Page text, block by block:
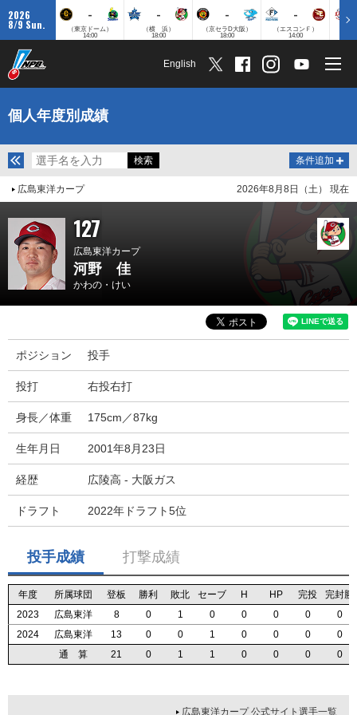
2026
8/9 Sun.
-
（東京ドーム）
14:00
-
（横 浜）
18:00
-
（京セラD大阪）
18:00
-
（エスコンＦ）
14:00
English
個人年度別成績
条件追加
広島東洋カープ 2026年8月8日（土） 現在
127
広島東洋カープ
河野 佳
かわの・けい
ポジション 投手
投打 右投右打
身長／体重 175cm／87kg
生年月日 2001年8月23日
経歴 広陵高 - 大阪ガス
ドラフト 2022年ドラフト5位
投手成績 打撃成績
年度 所属球団 登板 勝利 敗北 セーブ H HP 完投
完封勝
2023
広島東洋 8 0 1 0 0 0 0
0
2024
広島東洋 13 0 0 1 0 0 0
0
通 算
21 0 1 1 0 0 0 0
年度 所属球団 登板 勝利 敗北 セーブ H HP 完投
完封勝
2023
広島東洋 8 0 1 0 0 0 0
0
2024
広島東洋 13 0 0 1 0 0 0
0
通 算
21 0 1 1 0 0 0 0
年度 所属球団 登板 勝利 敗北 セーブ H HP 完投
完封勝
2023
広島東洋 8 0 1 0 0 0 0
0
2024
広島東洋 13 0 0 1 0 0 0
0
通 算
21 0 1 1 0 0 0 0
年度 所属球団 登板 勝利 敗北 セーブ H HP 完投
完封勝
2023
広島東洋 8 0 1 0 0 0 0
0
2024
広島東洋 13 0 0 1 0 0 0
0
通 算
21 0 1 1 0 0 0 0
広島東洋カープ 公式サイト選手一覧